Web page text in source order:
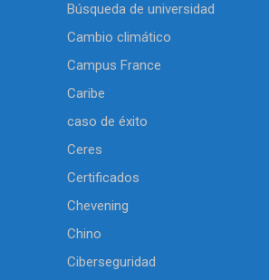
Búsqueda de universidad
Cambio climático
Campus France
Caribe
caso de éxito
Ceres
Certificados
Chevening
Chino
Ciberseguridad